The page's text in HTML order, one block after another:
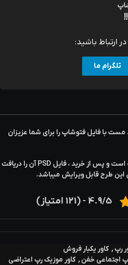
ارتباط باشید:
تلگرام ما
مست با فایل فتوشاپ را برای شما عزیزان
این طرح با فتوشاپ طراحی شده است و پس از خرید ، فایل PSD آن را دریافت
طرح قابل ویرایش میباشد.
4.9/5 - (121 امتیاز)
رپ , کاور یکبار فروش
اجتماعی خفن , کاور موزیک رپ اعتراضی